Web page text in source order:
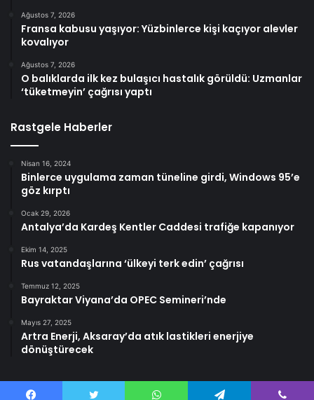
Ağustos 7, 2026
Fransa kabusu yaşıyor: Yüzbinlerce kişi kaçıyor alevler
kovalıyor
Ağustos 7, 2026
O balıklarda ilk kez bulaşıcı hastalık görüldü: Uzmanlar
‘tüketmeyin’ çağrısı yaptı
Rastgele Haberler
Nisan 16, 2024
Binlerce uygulama zaman tüneline girdi, Windows 95’e
göz kırptı
Ocak 29, 2026
Antalya’da Kardeş Kentler Caddesi trafiğe kapanıyor
Ekim 14, 2025
Rus vatandaşlarına ‘ülkeyi terk edin’ çağrısı
Temmuz 12, 2025
Bayraktar Viyana’da OPEC Semineri’nde
Mayıs 27, 2025
Artra Enerji, Aksaray’da atık lastikleri enerjiye
dönüştürecek